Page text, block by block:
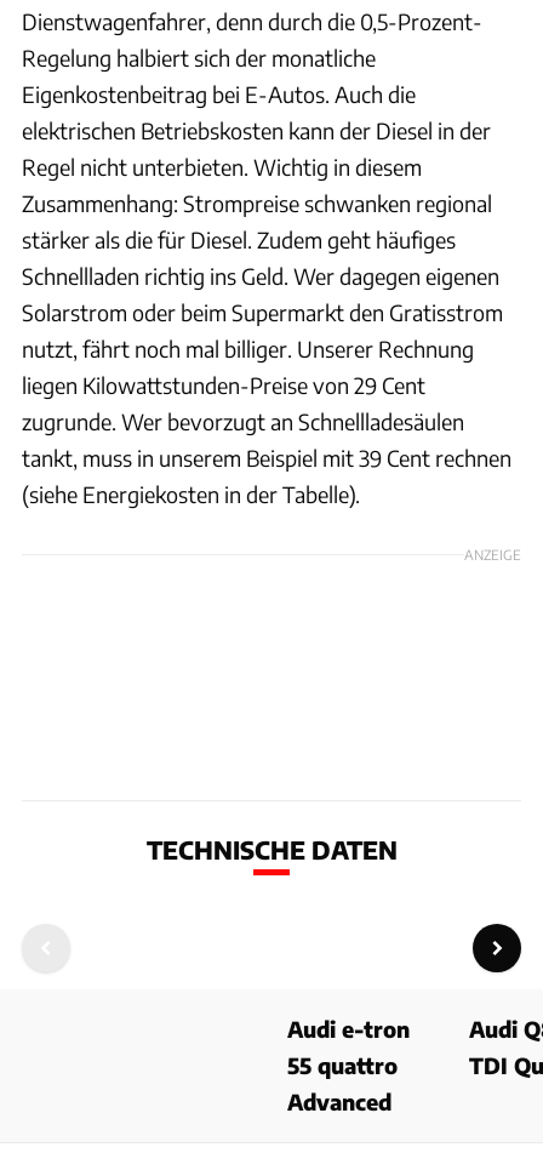
Dienstwagenfahrer, denn durch die 0,5-Prozent-
Regelung halbiert sich der monatliche
Eigenkostenbeitrag bei E-Autos. Auch die
elektrischen Betriebskosten kann der Diesel in der
Regel nicht unterbieten. Wichtig in diesem
Zusammenhang: Strompreise schwanken regional
stärker als die für Diesel. Zudem geht häufiges
Schnellladen richtig ins Geld. Wer dagegen eigenen
Solarstrom oder beim Supermarkt den Gratisstrom
nutzt, fährt noch mal billiger. Unserer Rechnung
liegen Kilowattstunden-Preise von 29 Cent
zugrunde. Wer bevorzugt an Schnellladesäulen
tankt, muss in unserem Beispiel mit 39 Cent rechnen
(siehe Energiekosten in der Tabelle).
ANZEIGE
TECHNISCHE DATEN
Audi e-tron
55 quattro
Advanced
Audi
TDI